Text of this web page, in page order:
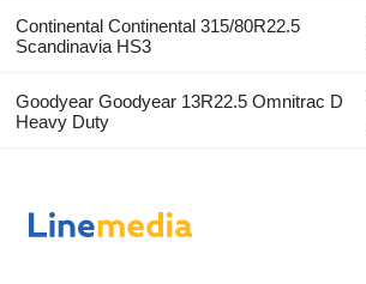
Continental Continental 315/80R22.5
Scandinavia HS3
Goodyear Goodyear 13R22.5 Omnitrac D
Heavy Duty